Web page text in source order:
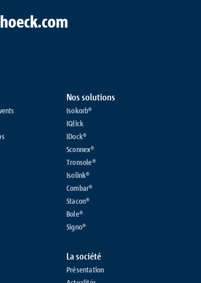
Nos solutions
Isokorb®
IQlick
IDock®
Sconnex®
Tronsole®
Isolink®
Combar®
Stacon®
Bole®
Signo®
La société
Présentation